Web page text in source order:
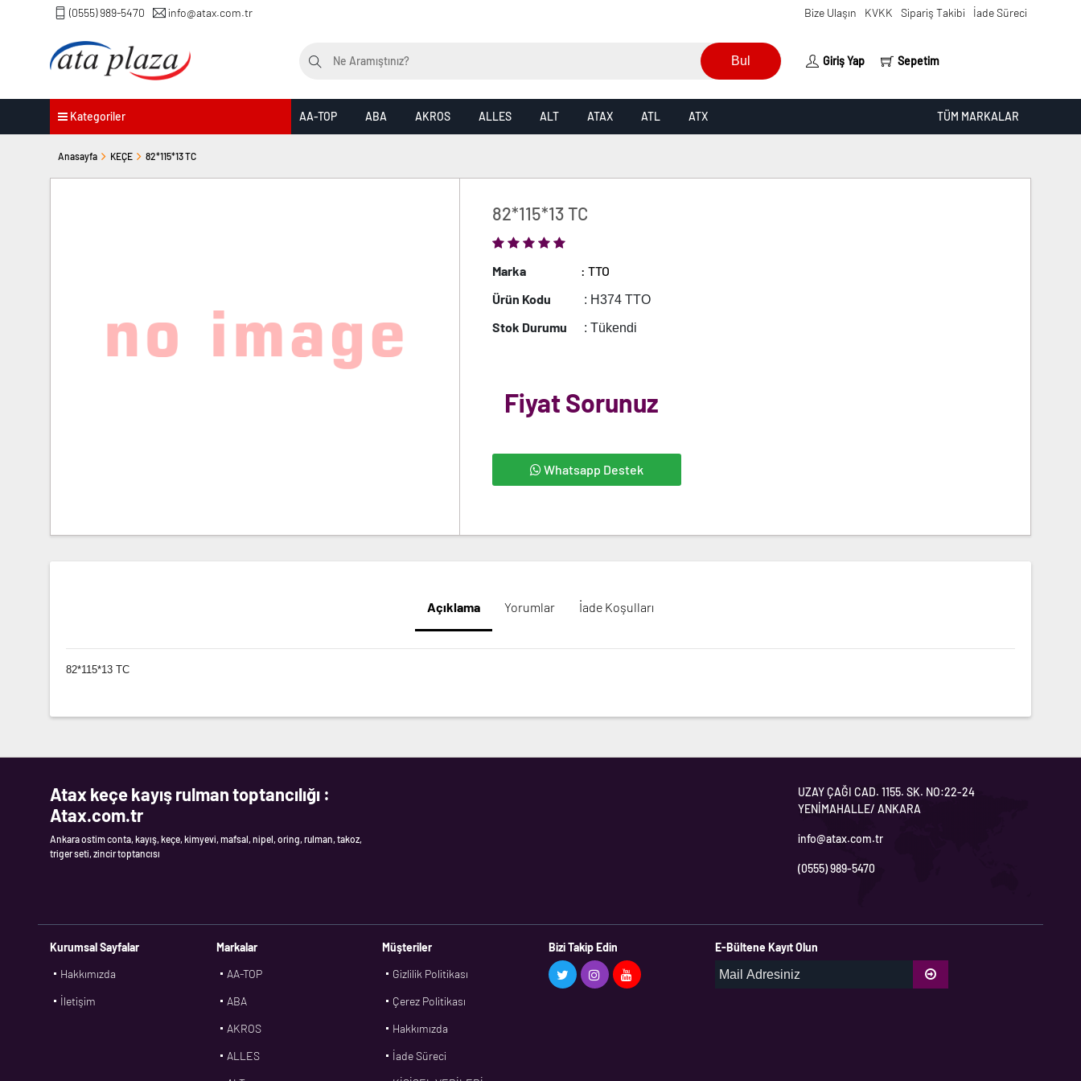
(0555) 989-5470 info@atax.com.tr Bize Ulaşın KVKK Sipariş Takibi İade Süreci
Bul Giriş Yap Sepetim
Kategoriler AA-TOP ABA AKROS ALLES ALT ATAX ATL ATX TÜM MARKALAR
Anasayfa KEÇE 82*115*13 TC
82*115*13 TC
Marka
: TTO
Ürün Kodu
: H374 TTO
Stok Durumu : Tükendi
Fiyat Sorunuz
Whatsapp Destek
Açıklama Yorumlar İade Koşulları
82*115*13 TC
Atax keçe kayış rulman toptancılığı :
Atax.com.tr
Ankara ostim conta, kayış, keçe, kimyevi, mafsal, nipel, oring, rulman, takoz,
triger seti, zincir toptancısı
UZAY ÇAĞI CAD. 1155. SK. NO:22-24
YENİMAHALLE/ ANKARA
info@atax.com.tr
(0555) 989-5470
Kurumsal Sayfalar
Hakkımızda
İletişim
Markalar
AA-TOP
ABA
AKROS
ALLES
Müşteriler
Gizlilik Politikası
Çerez Politikası
Hakkımızda
İade Süreci
Bizi Takip Edin E-Bültene Kayıt Olun